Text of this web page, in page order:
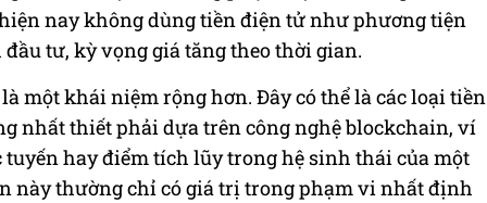
nay không dùng tiền điện tử như phương tiện
tư, kỳ vọng giá tăng theo thời gian.
một khái niệm rộng hơn. Đây có thể là các loại tiền
nhất thiết phải dựa trên công nghệ blockchain, ví
hay điểm tích lũy trong hệ sinh thái của một
này thường chỉ có giá trị trong phạm vi nhất định